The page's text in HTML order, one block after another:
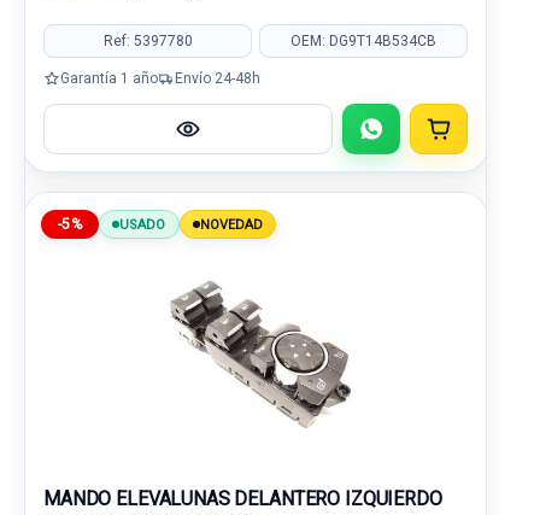
Ref: 5397780 OEM: DG9T14B534CB
Garantía 1 año Envío 24-48h
-5% USADO NOVEDAD
MANDO ELEVALUNAS DELANTERO IZQUIERDO